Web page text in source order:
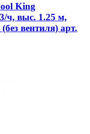
King
ч, выс. 1.25 м,
вентиля) арт.